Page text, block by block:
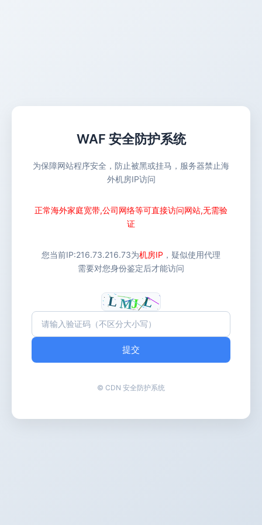
WAF 安全防护系统
为保障网站程序安全，防止被黑或挂马，服务器禁止海
外机房IP访问
正常海外家庭宽带,公司网络等可直接访问网站,无需验
证
您当前IP:216.73.216.73为机房IP ，疑似使用代理
需要对您身份鉴定后才能访问
提交
© CDN 安全防护系统